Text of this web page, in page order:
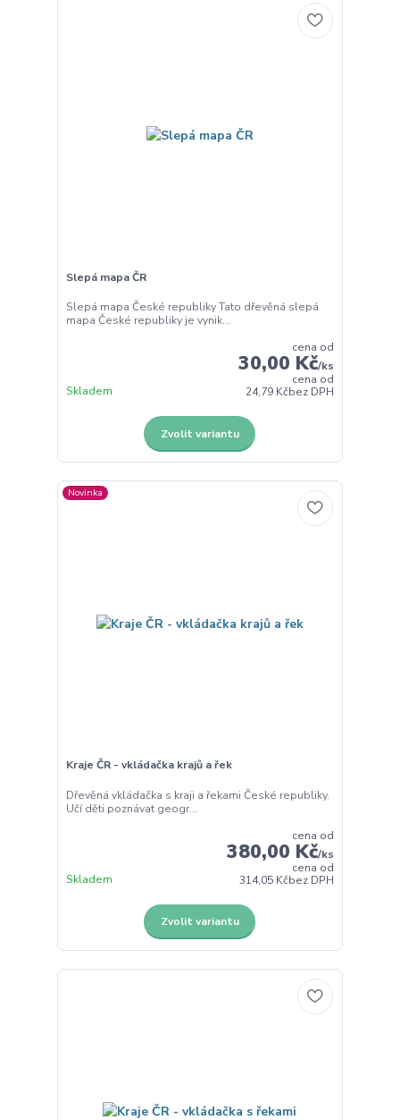
Slepá mapa ČR
Slepá mapa České republiky Tato dřevěná slepá
mapa České republiky je vynik...
cena od
30,00 Kč/ks
cena od
24,79 Kčbez DPH
Skladem
Zvolit variantu
Novinka
Kraje ČR - vkládačka krajů a řek
Dřevěná vkládačka s kraji a řekami České republiky.
Učí děti poznávat geogr...
cena od
380,00 Kč/ks
cena od
314,05 Kčbez DPH
Skladem
Zvolit variantu